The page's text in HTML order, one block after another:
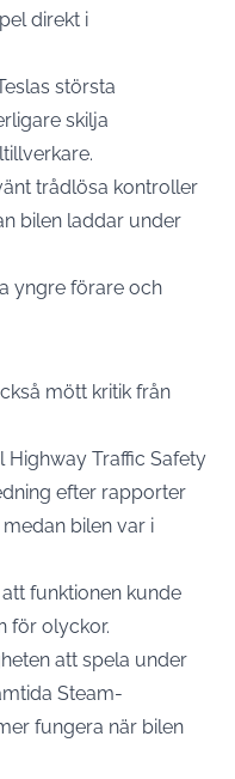
direkt i
största
skilja
trådlösa kontroller
bilen laddar under
yngre förare och
mött kritik från
Highway Traffic Safety
efter rapporter
bilen var i
funktionen kunde
för olyckor.
att spela under
Steam-
fungera när bilen